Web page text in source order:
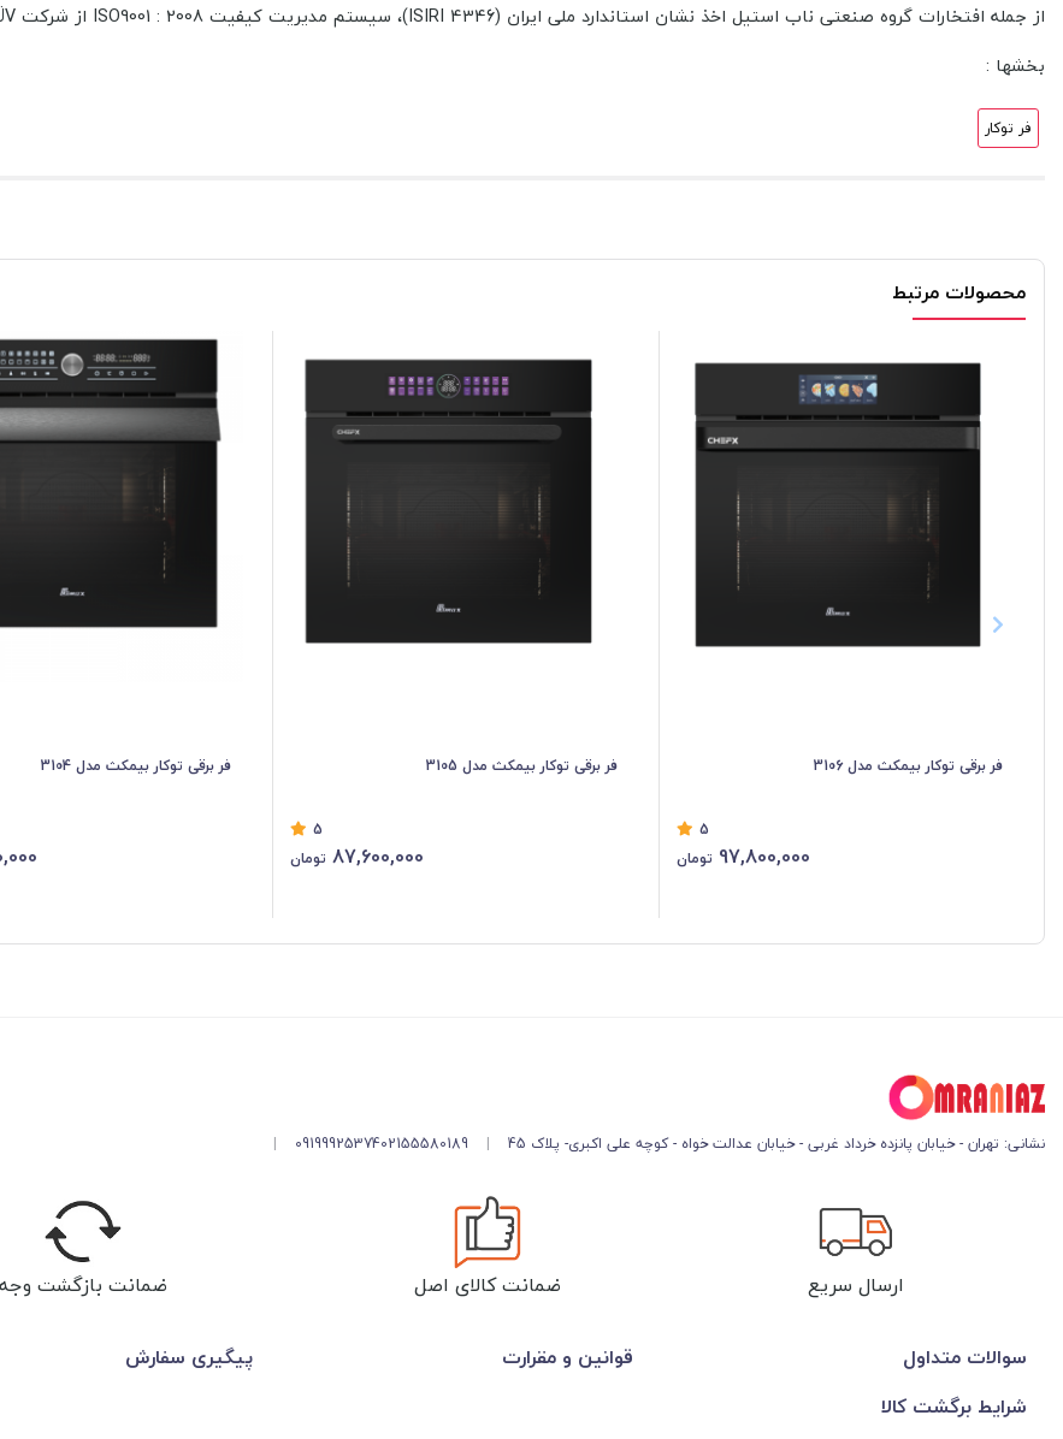
از جمله افتخارات گروه صنعتی ناب استیل اخذ نشان استاندارد ملی ایران (ISIRI 4346)، سیستم مديريت كیفیت ISO9001 : 2008 از شركت TÜV آلمان، واحد نمونه صنعتی ملی
بخشها :
فر توکار
محصولات مرتبط
فر برقی توکار بیمکث مدل 3106
5
97,800,000 تومان
فر برقی توکار بیمکث مدل 3105
5
87,600,000 تومان
فر برقی توکار بیمکث مدل 3104
نشانی: تهران - خیابان پانزده خرداد غربی - خیابان عدالت خواه - کوچه علی اکبری- پلاک 45 |
02155580189
09199925374
|
ارسال سریع ضمانت کالای اصل ضمانت بازگشت وجه
سوالات متداول قوانین و مقرارت
پیگیری سفارش
شرایط برگشت کالا